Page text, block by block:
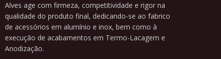
Alves age com firmeza, competitividade e rigor na
qualidade do produto final, dedicando-se ao fabrico
de acessórios em alumínio e inox, bem como à
execução de acabamentos em Termo-Lacagem e
Anodização.